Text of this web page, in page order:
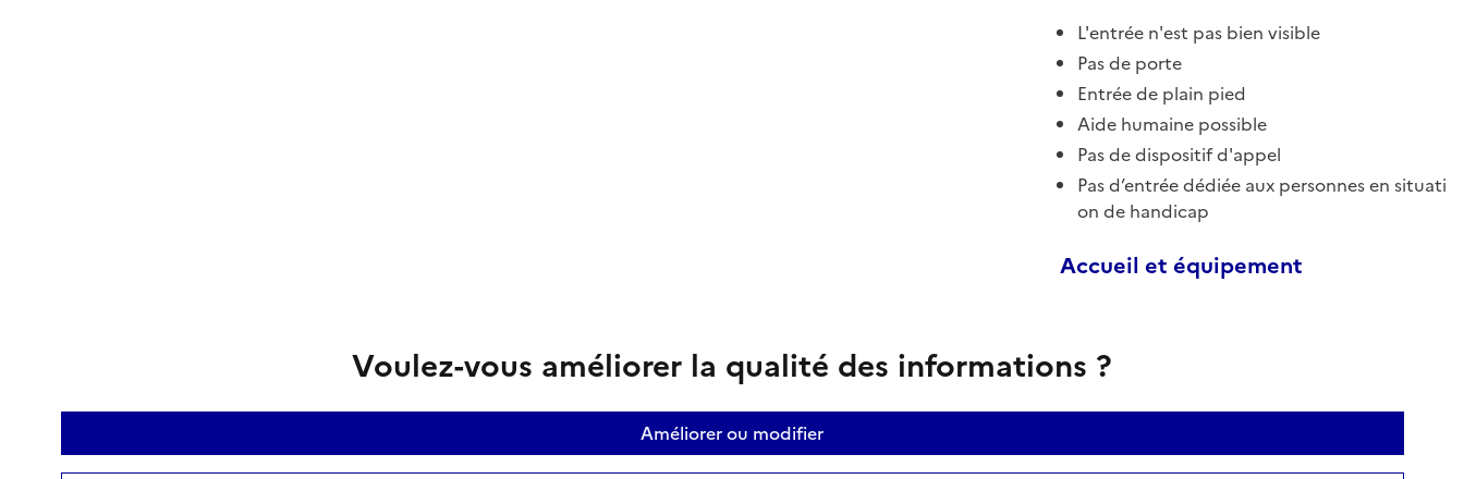
L'entrée n'est pas bien visible
Pas de porte
Entrée de plain pied
Aide humaine possible
Pas de dispositif d'appel
Pas d’entrée dédiée aux personnes en situati
on de handicap
Accueil et équipement
Voulez-vous améliorer la qualité des informations ?
Améliorer ou modifier